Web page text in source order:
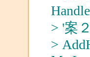
> '案２
>